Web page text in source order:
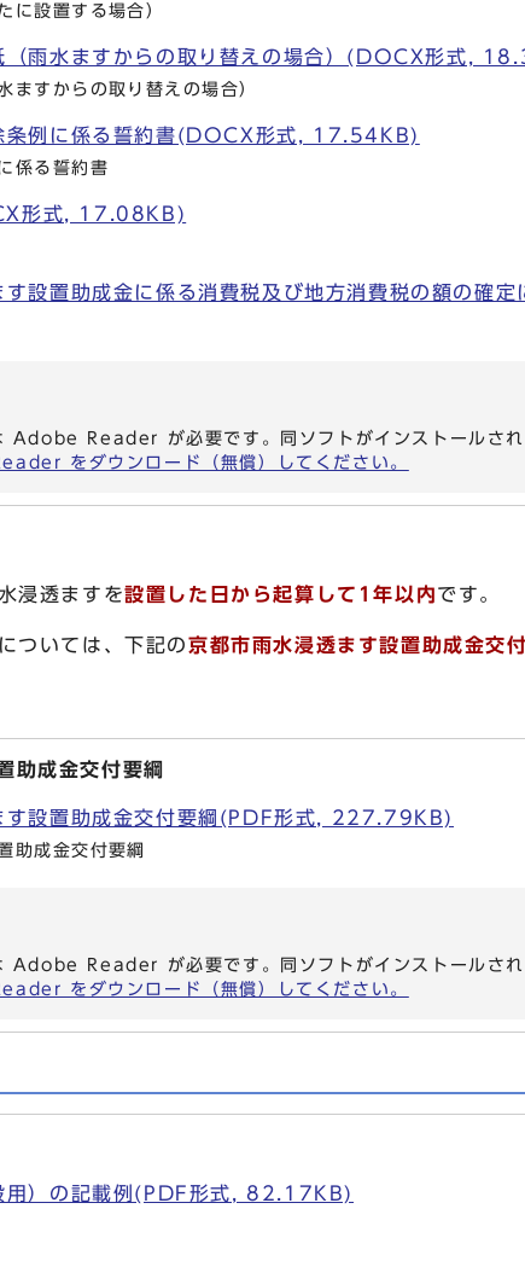
設置する場合）
雨水ますからの取り替えの場合）(DOCX形式,
すからの取り替えの場合）
条例に係る誓約書(DOCX形式, 17.54KB)
係る誓約書
形式, 17.08KB)
す設置助成金に係る消費税及び地方消費税の額の確
Adobe Reader が必要です。同ソフトがインストールさ
をダウンロード（無償）してください。
浸透ますを設置 した日から起算して 1年以内です。
ついては、下記の京都市雨水浸透ます設置助成金交
助成金交付要綱
す設置助成金交付要綱(PDF形式, 227.79KB)
助成金交付要綱
Adobe Reader が必要です。同ソフトがインストールさ
をダウンロード（無償）してください。
用）の記載例(PDF形式, 82.17KB)